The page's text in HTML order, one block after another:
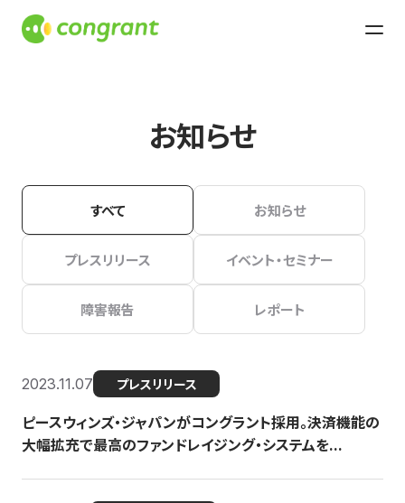
お知らせ
すべて お知らせ
プレスリリース イベント・セミナー
障害報告 レポート
2023.11.07 プレスリリース
ピースウィンズ・ジャパンがコングラント採用。決済機能の
大幅拡充で最高のファンドレイジング・システムを...